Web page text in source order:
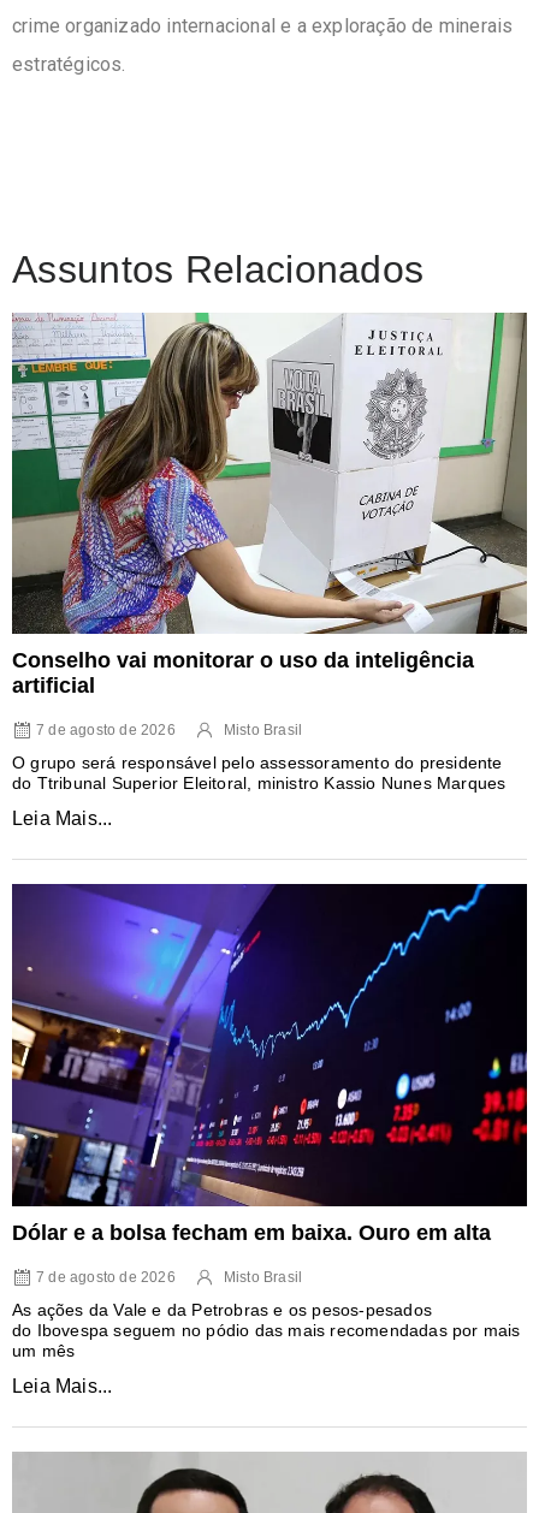
crime organizado internacional e a exploração de minerais
estratégicos.
Assuntos Relacionados
Conselho vai monitorar o uso da inteligência
artificial
7 de agosto de 2026 Misto Brasil
O grupo será responsável pelo assessoramento do presidente
do Ttribunal Superior Eleitoral, ministro Kassio Nunes Marques
Leia Mais...
Dólar e a bolsa fecham em baixa. Ouro em alta
7 de agosto de 2026 Misto Brasil
As ações da Vale e da Petrobras e os pesos-pesados
do Ibovespa seguem no pódio das mais recomendadas por mais
um mês
Leia Mais...